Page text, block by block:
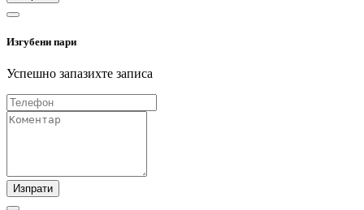
Изгубени пари
Успешно запазихте записа
Изпрати